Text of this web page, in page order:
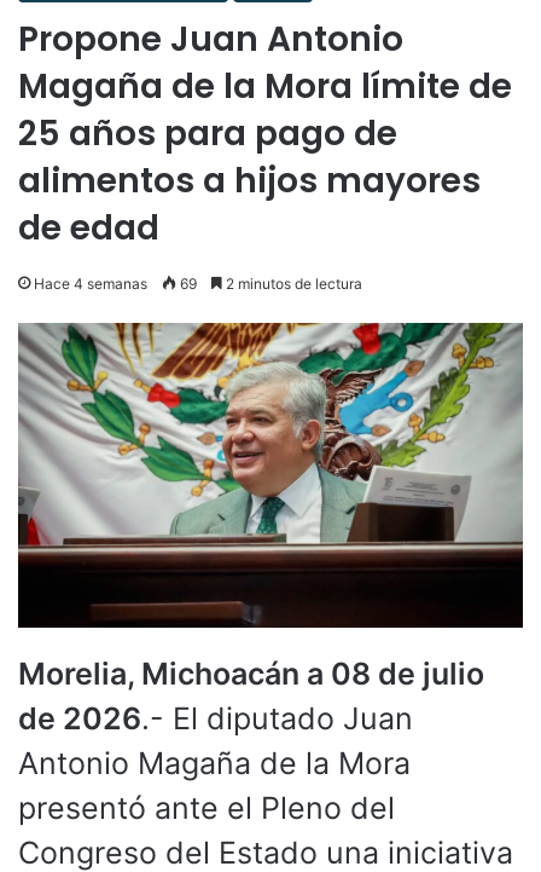
Propone Juan Antonio
Magaña de la Mora límite de
25 años para pago de
alimentos a hijos mayores
de edad
Hace 4 semanas 69 2 minutos de lectura
Morelia, Michoacán a 08 de julio
de 2026.- El diputado Juan
Antonio Magaña de la Mora
presentó ante el Pleno del
Congreso del Estado una iniciativa